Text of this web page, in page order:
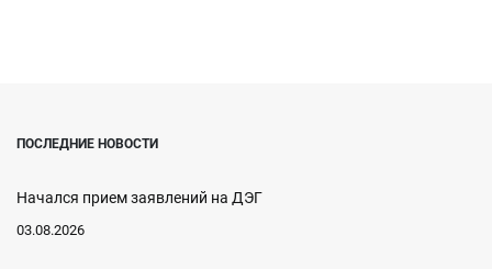
ПОСЛЕДНИЕ НОВОСТИ
Начался прием заявлений на ДЭГ
03.08.2026